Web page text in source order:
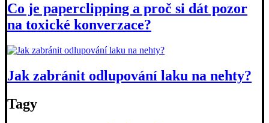
Co je paperclipping a proč si dát pozor
na toxické konverzace?
Jak zabránit odlupování laku na nehty?
Tagy